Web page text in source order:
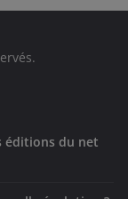
éditions du net